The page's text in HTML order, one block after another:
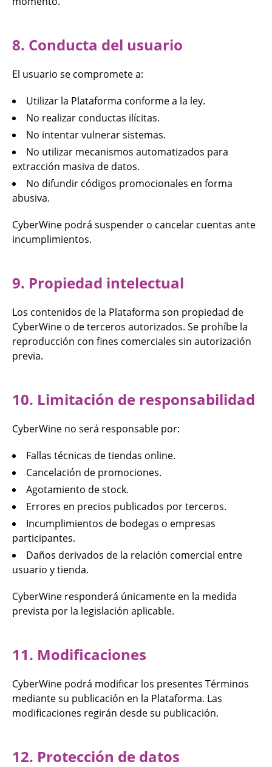
8. Conducta del usuario
El usuario se compromete a:
Utilizar la Plataforma conforme a la ley.
No realizar conductas ilícitas.
No intentar vulnerar sistemas.
No utilizar mecanismos automatizados para
extracción masiva de datos.
No difundir códigos promocionales en forma
abusiva.
CyberWine podrá suspender o cancelar cuentas ante
incumplimientos.
9. Propiedad intelectual
Los contenidos de la Plataforma son propiedad de
CyberWine o de terceros autorizados. Se prohíbe la
reproducción con fines comerciales sin autorización
previa.
10. Limitación de responsabilidad
CyberWine no será responsable por:
Fallas técnicas de tiendas online.
Cancelación de promociones.
Agotamiento de stock.
Errores en precios publicados por terceros.
Incumplimientos de bodegas o empresas
participantes.
Daños derivados de la relación comercial entre
usuario y tienda.
CyberWine responderá únicamente en la medida
prevista por la legislación aplicable.
11. Modificaciones
CyberWine podrá modificar los presentes Términos
mediante su publicación en la Plataforma. Las
modificaciones regirán desde su publicación.
12. Protección de datos